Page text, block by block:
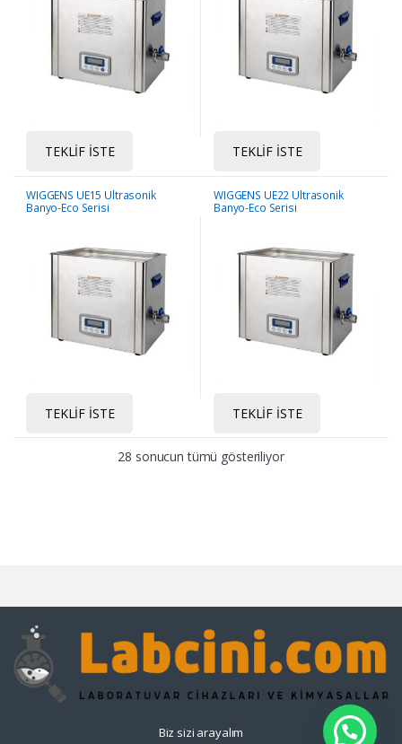
TEKLIF İSTE TEKLIF İSTE
WIGGENS UE15 Ultrasonik
Banyo-Eco Serisi
TEKLIF İSTE
WIGGENS UE22 Ultrasonik
Banyo-Eco Serisi
TEKLIF İSTE
28 sonucun tümü gösteriliyor
Biz sizi arayalım